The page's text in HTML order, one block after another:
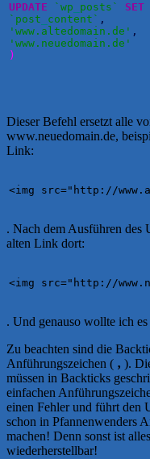
UPDATE `wp posts` SET
`post
content` ,
'www.altedomain.de' ,
'www.neuedomain.de'
)
Dieser Befehl ersetzt alle
www.neuedomain.de,
Link:
<img src="http://
. Nach dem Ausführen des
alten Link dort:
<img src="http://
. Und genauso wollte ich
Zu beachten sind die
Anführungszeichen ( ‚ ).
müssen in Backticks
einfachen
einen Fehler und führt den
schon in Pfannenwenders
machen! Denn sonst ist
wiederherstellbar!